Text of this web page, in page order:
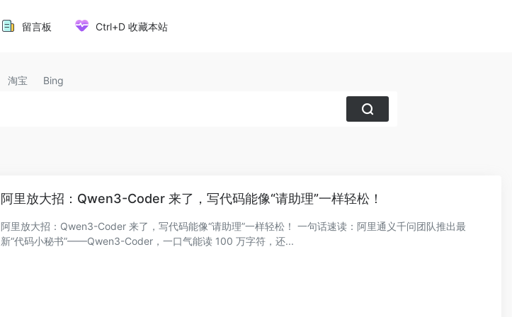
留言板 Ctrl+D 收藏本站
淘宝 Bing
阿里放大招：Qwen3-Coder 来了，写代码能像“请助理”一样轻松！
阿里放大招：Qwen3-Coder 来了，写代码能像“请助理”一样轻松！ 一句话速读：阿里通义千问团队推出最
新“代码小秘书”——Qwen3-Coder，一口气能读 100 万字符，还...